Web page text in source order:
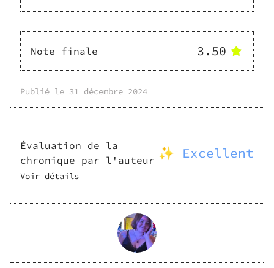
Note finale 3.50
Publié le 31 décembre 2024
Évaluation de la
chronique par l'auteur ✨ Excellent
Voir détails